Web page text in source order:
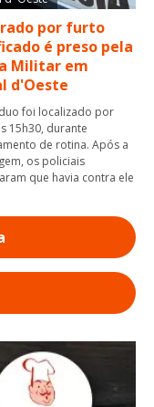
por furto
é preso pela
Militar em
d'Oeste
foi localizado por
15h30, durante
de rotina. Após a
os policiais
que havia contra ele